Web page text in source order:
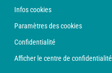
Infos cookies
Paramètres des cookies
Confidentialité
Afficher le centre de confidentialité